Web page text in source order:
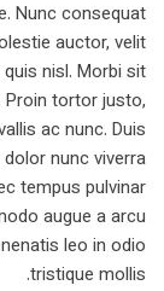
Nunc consequat
auctor, velit
nisl. Morbi sit
tortor justo,
ac nunc. Duis
nunc viverra
tempus pulvinar
augue a arcu
leo in odio
tristique mollis.